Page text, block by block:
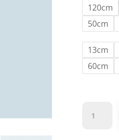
120cm
50cm
13cm
60cm
Keilrahmen